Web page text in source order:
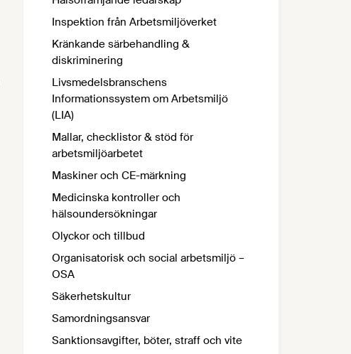
Inspektion från Arbetsmiljöverket
Kränkande särbehandling &
diskriminering
Livsmedelsbranschens
Informationssystem om Arbetsmiljö
(LIA)
Mallar, checklistor & stöd för
arbetsmiljöarbetet
Maskiner och CE-märkning
Medicinska kontroller och
hälsoundersökningar
Olyckor och tillbud
Organisatorisk och social arbetsmiljö –
OSA
Säkerhetskultur
Samordningsansvar
Sanktionsavgifter, böter, straff och vite